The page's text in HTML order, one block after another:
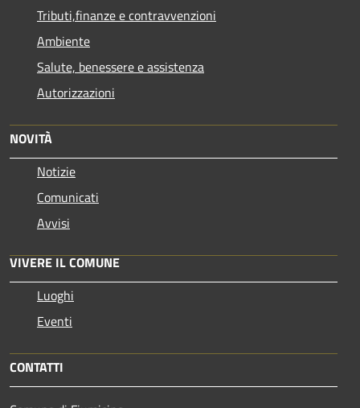
Tributi,finanze e contravvenzioni
Ambiente
Salute, benessere e assistenza
Autorizzazioni
NOVITÀ
Notizie
Comunicati
Avvisi
VIVERE IL COMUNE
Luoghi
Eventi
CONTATTI